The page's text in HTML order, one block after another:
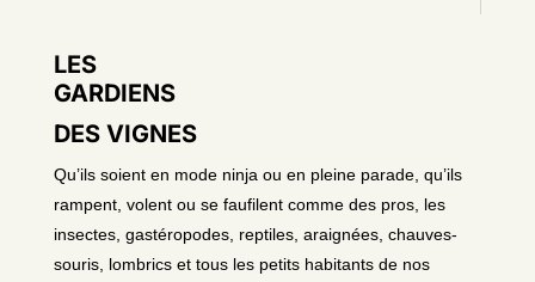
LES
GARDIENS
DES VIGNES
Qu’ils soient en mode ninja ou en pleine parade, qu’ils
rampent, volent ou se faufilent comme des pros, les
insectes, gastéropodes, reptiles, araignées, chauves-
souris, lombrics et tous les petits habitants de nos